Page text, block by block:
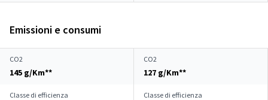
Emissioni e consumi
CO2
145 g/Km**
CO2
127 g/Km**
Classe di efficienza Classe di efficienza